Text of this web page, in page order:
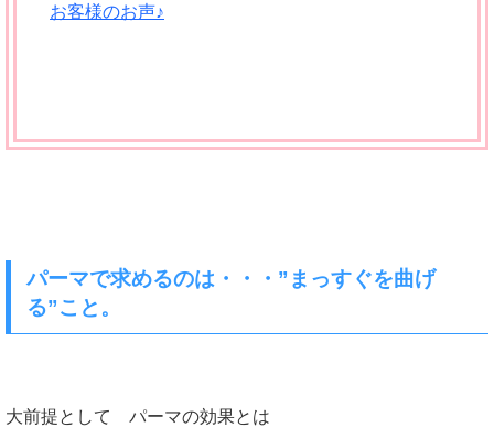
お客様のお声♪
パーマで求めるのは・・・”まっすぐを曲げ
る”こと。
大前提として パーマの効果とは